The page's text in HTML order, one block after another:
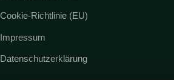
Cookie-Richtlinie (EU)
Impressum
Datenschutzerklärung